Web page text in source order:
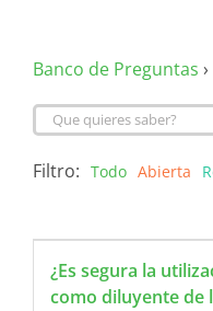
Banco de Preguntas ›
Filtro: Todo Abierta
¿Es segura la
como diluyente de